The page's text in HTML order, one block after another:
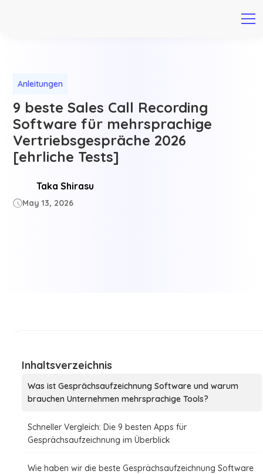
Anleitungen
9 beste Sales Call Recording
Software für mehrsprachige
Vertriebsgespräche 2026
[ehrliche Tests]
Taka Shirasu
May 13, 2026
Inhaltsverzeichnis
Was ist Gesprächsaufzeichnung Software und warum
brauchen Unternehmen mehrsprachige Tools?
Schneller Vergleich: Die 9 besten Apps für
Gesprächsaufzeichnung im Überblick
Wie haben wir die beste Gesprächsaufzeichnung Software